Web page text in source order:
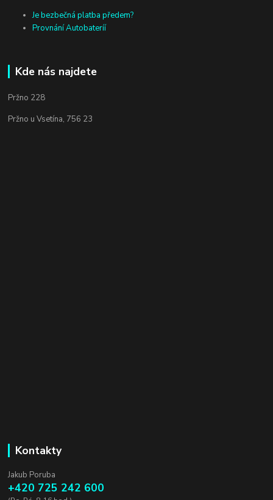
Je bezbečná platba předem?
Provnání Autobateríí
Kde nás najdete
Pržno 228
Pržno u Vsetína, 756 23
Kontakty
Jakub Poruba
+420 725 242 600